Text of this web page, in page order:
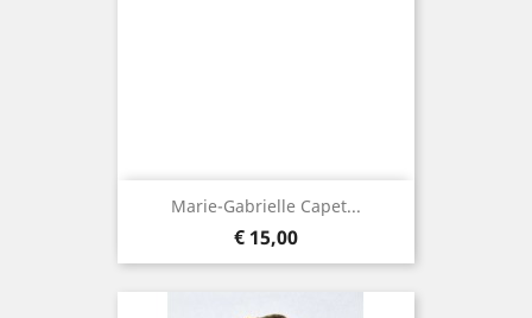
Marie-Gabrielle Capet...
Prijs
€ 15,00